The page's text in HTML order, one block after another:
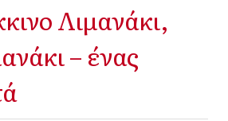
Λιμανάκι,
– ένας